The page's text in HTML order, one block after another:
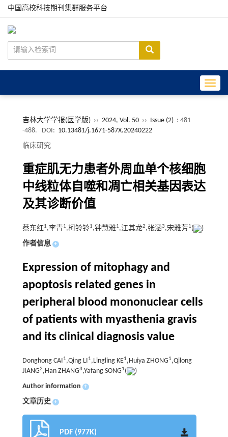
中国高校科技期刊集群服务平台
吉林大学学报(医学版) ›› 2024, Vol. 50 ›› Issue (2) : 481
-488.
DOI: 10.13481/j.1671-587X.20240222
临床研究
重症肌无力患者外周血单个核细胞
中线粒体自噬和凋亡相关基因表达
及其诊断价值
蔡东红1,李青1,柯铃铃1,钟慧雅1,江其龙2,张涵3,宋雅芳1(
)
作者信息 +
Expression of mitophagy and
apoptosis related genes in
peripheral blood mononuclear cells
of patients with myasthenia gravis
and its clinical diagnosis value
Donghong CAI1,Qing LI1,Lingling KE1,Huiya ZHONG1,Qilong
JIANG2,Han ZHANG3,Yafang SONG1(
)
Author information +
文章历史 +
PDF (977K)